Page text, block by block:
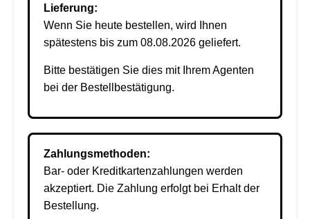
Lieferung:
Wenn Sie heute bestellen, wird Ihnen
spätestens bis zum 08.08.2026 geliefert.
Bitte bestätigen Sie dies mit Ihrem Agenten
bei der Bestellbestätigung.
Zahlungsmethoden:
Bar- oder Kreditkartenzahlungen werden
akzeptiert. Die Zahlung erfolgt bei Erhalt der
Bestellung.